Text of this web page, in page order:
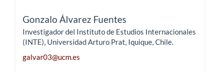
Gonzalo Álvarez Fuentes
Investigador del Instituto de Estudios Internacionales
(INTE), Universidad Arturo Prat, Iquique, Chile.
galvar03@ucm.es